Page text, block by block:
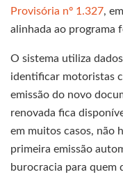
Provisória nº 1.327,
alinhada ao programa
O sistema utiliza
identificar motoristas
emissão do novo
renovada fica
em muitos casos, não
primeira emissão
burocracia para quem